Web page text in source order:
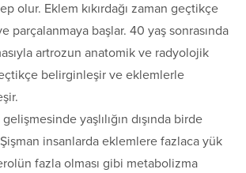
olur. Eklem kıkırdağı zaman geçtikçe
parçalanmaya başlar. 40 yaş sonrasında
artrozun anatomik ve radyolojik
belirginleşir ve eklemlerle
yaşlılığın dışında birde
insanlarda eklemlere fazlaca yük
fazla olması gibi metabolizma